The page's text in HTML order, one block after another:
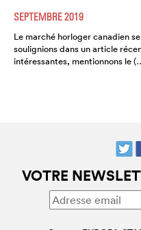
SEPTEMBRE 2019
Le marché horloger canadien
soulignions dans un article
intéressantes, mentionnons le
VOTRE